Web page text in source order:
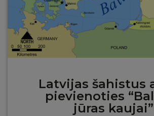
Latvijas šahistus
pievienoties
jūras kaujai”